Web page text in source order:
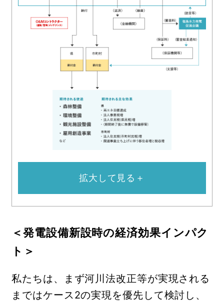
拡大して見る＋
＜発電設備新設時の経済効果インパク
ト＞
私たちは、まず河川法改正等が実現される
まではケース2の実現を優先して検討し、